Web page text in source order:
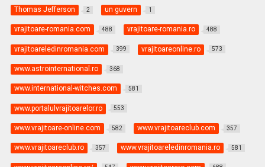
Thomas Jefferson 2 un guvern 1
vrajitoare-romania.com 488 vrajitoare-romania.ro 488
vrajitoareledinromania.com 399 vrajitoareonline.ro 573
www.astrointernational.ro 368
www.international-witches.com 581
www.portalulvrajitoarelor.ro 553
www.vrajitoare-online.com 582 www.vrajitoareclub.com 357
www.vrajitoareclub.ro 357 www.vrajitoareledinromania.ro 581